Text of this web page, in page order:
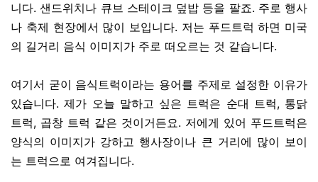
니다. 샌드위치나 큐브 스테이크 덮밥 등을 팔죠. 주로 행사
나 축제 현장에서 많이 보입니다. 저는 푸드트럭 하면 미국
의 길거리 음식 이미지가 주로 떠오르는 것 같습니다.
여기서 굳이 음식트럭이라는 용어를 주제로 설정한 이유가
있습니다. 제가 오늘 말하고 싶은 트럭은 순대 트럭, 통닭
트럭, 곱창 트럭 같은 것이거든요. 저에게 있어 푸드트럭은
양식의 이미지가 강하고 행사장이나 큰 거리에 많이 보이
는 트럭으로 여겨집니다.